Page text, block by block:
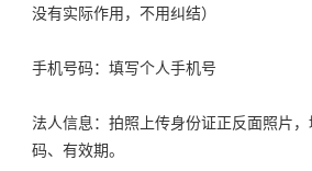
没有实际作用，不用纠结）
手机号码：填写个人手机号
法人信息：拍照上传身份证正反面照片
码、有效期。